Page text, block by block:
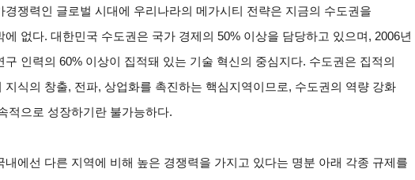
경쟁력인 글로벌 시대에 우리나라의 메가시티 전략은 지금의 수도권을
에 없다. 대한민국 수도권은 국가 경제의 50% 이상을 담당하고 있으며, 2006년
구 인력의 60% 이상이 집적돼 있는 기술 혁신의 중심지다. 수도권은 집적의
지식의 창출, 전파, 상업화를 촉진하는 핵심지역이므로, 수도권의 역량 강화
적으로 성장하기란 불가능하다.
내에선 다른 지역에 비해 높은 경쟁력을 가지고 있다는 명분 아래 각종 규제를